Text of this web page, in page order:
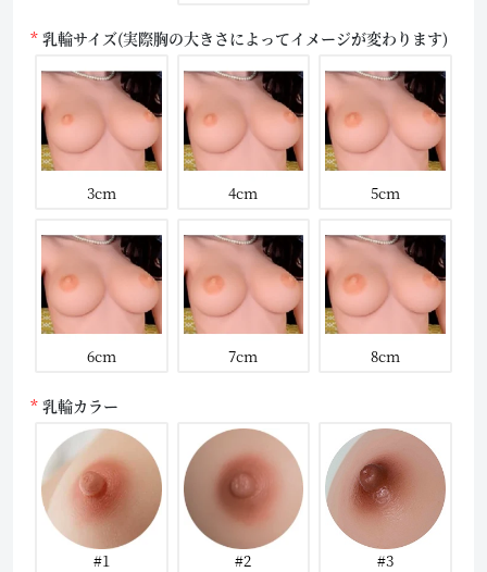
乳輪サイズ(実際胸の大きさによってイメージが変わります)
3cm 4cm 5cm
6cm 7cm 8cm
乳輪カラー
#1 #2 #3